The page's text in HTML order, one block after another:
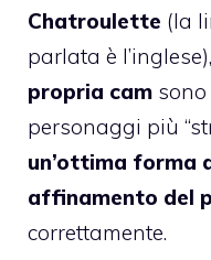
Chatroulette (la
parlata è l’inglese),
propria cam
personaggi più
un’ottima forma
affinamento del
correttamente.